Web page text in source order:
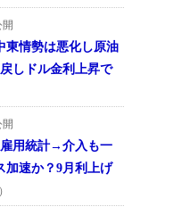
開
東情勢は悪化し原油
しドル金利上昇で
開
雇用統計→介入も一
加速か？9月利上げ